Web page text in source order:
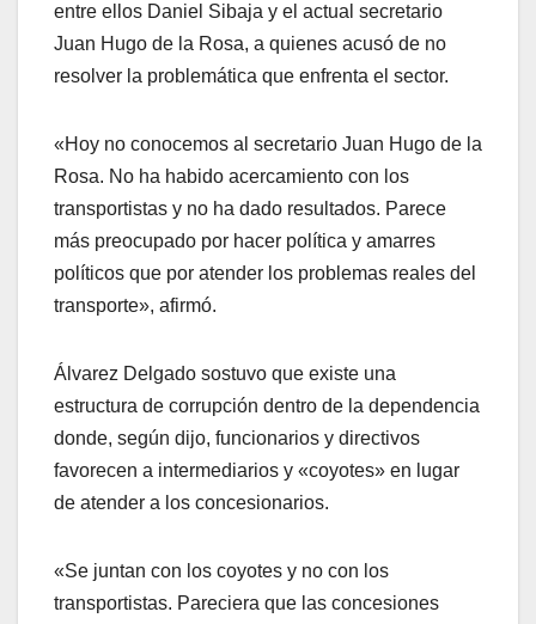
entre ellos Daniel Sibaja y el actual secretario
Juan Hugo de la Rosa, a quienes acusó de no
resolver la problemática que enfrenta el sector.
«Hoy no conocemos al secretario Juan Hugo de la
Rosa. No ha habido acercamiento con los
transportistas y no ha dado resultados. Parece
más preocupado por hacer política y amarres
políticos que por atender los problemas reales del
transporte», afirmó.
Álvarez Delgado sostuvo que existe una
estructura de corrupción dentro de la dependencia
donde, según dijo, funcionarios y directivos
favorecen a intermediarios y «coyotes» en lugar
de atender a los concesionarios.
«Se juntan con los coyotes y no con los
transportistas. Pareciera que las concesiones